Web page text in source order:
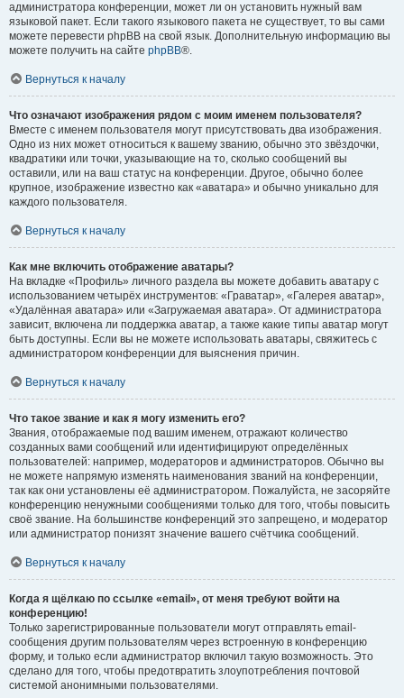
администратора конференции, может ли он установить нужный вам
языковой пакет. Если такого языкового пакета не существует, то вы сами
можете перевести phpBB на свой язык. Дополнительную информацию вы
можете получить на сайте phpBB®.
Вернуться к началу
Что означают изображения рядом с моим именем пользователя?
Вместе с именем пользователя могут присутствовать два изображения.
Одно из них может относиться к вашему званию, обычно это звёздочки,
квадратики или точки, указывающие на то, сколько сообщений вы
оставили, или на ваш статус на конференции. Другое, обычно более
крупное, изображение известно как «аватара» и обычно уникально для
каждого пользователя.
Вернуться к началу
Как мне включить отображение аватары?
На вкладке «Профиль» личного раздела вы можете добавить аватару с
использованием четырёх инструментов: «Граватар», «Галерея аватар»,
«Удалённая аватара» или «Загружаемая аватара». От администратора
зависит, включена ли поддержка аватар, а также какие типы аватар могут
быть доступны. Если вы не можете использовать аватары, свяжитесь с
администратором конференции для выяснения причин.
Вернуться к началу
Что такое звание и как я могу изменить его?
Звания, отображаемые под вашим именем, отражают количество
созданных вами сообщений или идентифицируют определённых
пользователей: например, модераторов и администраторов. Обычно вы
не можете напрямую изменять наименования званий на конференции,
так как они установлены её администратором. Пожалуйста, не засоряйте
конференцию ненужными сообщениями только для того, чтобы повысить
своё звание. На большинстве конференций это запрещено, и модератор
или администратор понизят значение вашего счётчика сообщений.
Вернуться к началу
Когда я щёлкаю по ссылке «email», от меня требуют войти на
конференцию!
Только зарегистрированные пользователи могут отправлять email-
сообщения другим пользователям через встроенную в конференцию
форму, и только если администратор включил такую возможность. Это
сделано для того, чтобы предотвратить злоупотребления почтовой
системой анонимными пользователями.